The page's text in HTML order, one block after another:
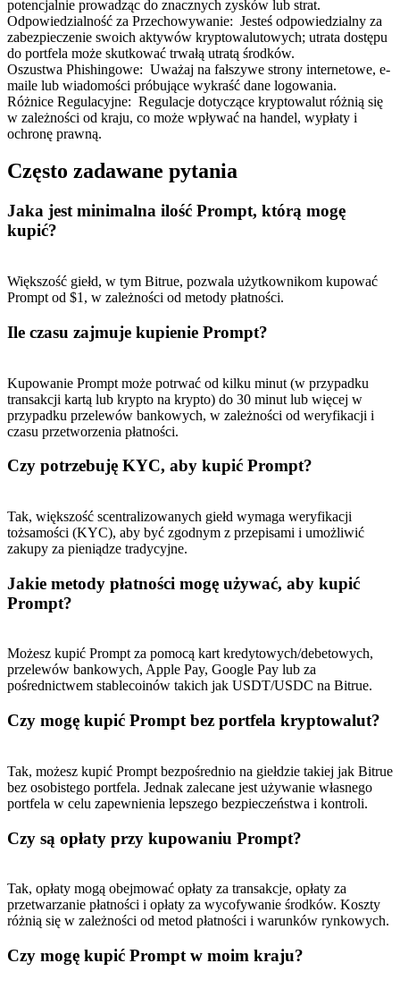
potencjalnie prowadząc do znacznych zysków lub strat.
Odpowiedzialność za Przechowywanie: Jesteś odpowiedzialny za
zabezpieczenie swoich aktywów kryptowalutowych; utrata dostępu
do portfela może skutkować trwałą utratą środków.
Oszustwa Phishingowe: Uważaj na fałszywe strony internetowe, e-
maile lub wiadomości próbujące wykraść dane logowania.
Różnice Regulacyjne: Regulacje dotyczące kryptowalut różnią się
w zależności od kraju, co może wpływać na handel, wypłaty i
ochronę prawną.
Często zadawane pytania
Jaka jest minimalna ilość Prompt, którą mogę
kupić?
Większość giełd, w tym Bitrue, pozwala użytkownikom kupować
Prompt od $1, w zależności od metody płatności.
Ile czasu zajmuje kupienie Prompt?
Kupowanie Prompt może potrwać od kilku minut (w przypadku
transakcji kartą lub krypto na krypto) do 30 minut lub więcej w
przypadku przelewów bankowych, w zależności od weryfikacji i
czasu przetworzenia płatności.
Czy potrzebuję KYC, aby kupić Prompt?
Tak, większość scentralizowanych giełd wymaga weryfikacji
tożsamości (KYC), aby być zgodnym z przepisami i umożliwić
zakupy za pieniądze tradycyjne.
Jakie metody płatności mogę używać, aby kupić
Prompt?
Możesz kupić Prompt za pomocą kart kredytowych/debetowych,
przelewów bankowych, Apple Pay, Google Pay lub za
pośrednictwem stablecoinów takich jak USDT/USDC na Bitrue.
Czy mogę kupić Prompt bez portfela kryptowalut?
Tak, możesz kupić Prompt bezpośrednio na giełdzie takiej jak Bitrue
bez osobistego portfela. Jednak zalecane jest używanie własnego
portfela w celu zapewnienia lepszego bezpieczeństwa i kontroli.
Czy są opłaty przy kupowaniu Prompt?
Tak, opłaty mogą obejmować opłaty za transakcje, opłaty za
przetwarzanie płatności i opłaty za wycofywanie środków. Koszty
różnią się w zależności od metod płatności i warunków rynkowych.
Czy mogę kupić Prompt w moim kraju?